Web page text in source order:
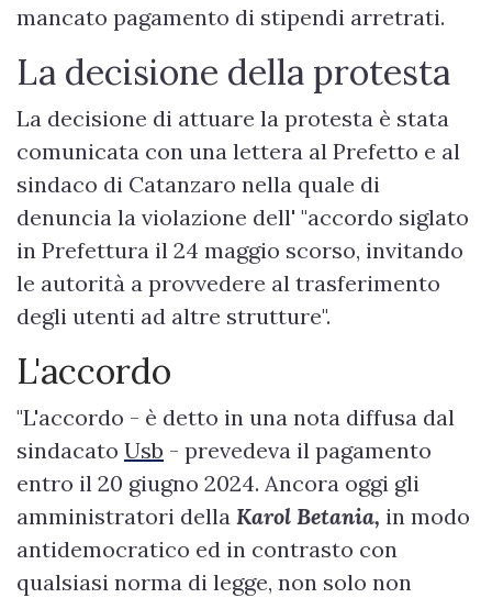
mancato pagamento di stipendi arretrati.
La decisione della protesta
La decisione di attuare la protesta è stata
comunicata con una lettera al Prefetto e al
sindaco di Catanzaro nella quale di
denuncia la violazione dell' "accordo siglato
in Prefettura il 24 maggio scorso, invitando
le autorità a provvedere al trasferimento
degli utenti ad altre strutture".
L'accordo
"L'accordo - è detto in una nota diffusa dal
sindacato Usb - prevedeva il pagamento
entro il 20 giugno 2024. Ancora oggi gli
amministratori della Karol Betania, in modo
antidemocratico ed in contrasto con
qualsiasi norma di legge, non solo non